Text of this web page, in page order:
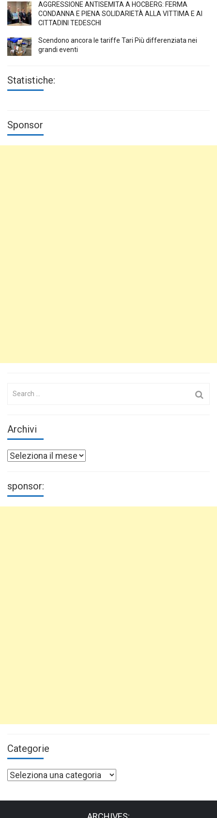
AGGRESSIONE ANTISEMITA A HÖCBERG: FERMA
CONDANNA E PIENA SOLIDARIETÀ ALLA VITTIMA E AI
CITTADINI TEDESCHI
Scendono ancora le tariffe Tari Più differenziata nei
grandi eventi
Statistiche:
Sponsor
Search
Archivi
Archivi
sponsor:
Categorie
Categorie